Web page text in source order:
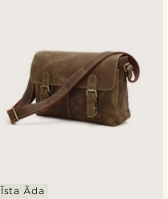
Īsta Āda